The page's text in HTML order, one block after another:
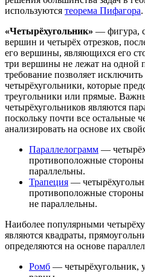
используются теорема Пифагора.
«Четырёхугольник» — фигура,
вершин и четырёх отрезков,
его вершины, являющихся его
три вершины не лежат на одной
требование позволяет
четырёхугольники, которые
треугольники или прямые.
четырёхугольников являются
поскольку почти все остальные
анализировать на основе их
Параллелограмм —
противоположные
параллельны.
Трапеция —
противоположные стороны
не параллельны.
Наиболее популярными
являются квадраты,
определяются на основе
Ромб — четырёхугольник,